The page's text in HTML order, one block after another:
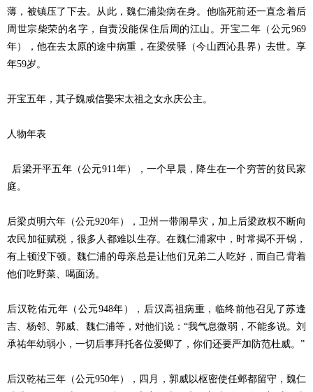
薄，被镇压了下去。从此，魏仁浦染病在身。他临死前还一直念着后
周世宗柴荣的名字，自责没能保住后周的江山。开宝二年（公元969
年），他在去太原的途中病重，在梁侯驿（今山西沁县界）去世。享
年59岁。
开宝五年，其子魏咸信娶宋太祖之女永庆公主。
人物年表
后梁开平五年（公元911年），一个早晨，降生在一个穷苦的贫民家
庭。
后梁贞明六年（公元920年），卫州一带闹旱灾，加上后梁政权不断向
农民加征赋税，很多人都难以生存。在魏仁浦家中，时常揭不开锅，
有上顿没下顿。魏仁浦的母亲总是让他们兄弟二人吃好，而自己背着
他们吃野菜、喝面汤。
后汉乾佑元年（公元948年），后汉高祖病重，临终前他召见了苏逢
吉、杨邻、郭威、魏仁浦等，对他们说：“我气息微弱，不能多说。刘
承祐年幼弱小，一切后事拜托各位爱卿了，你们还要严加防范杜威。”
后汉乾祐三年（公元950年），四月，郭威以枢密使任邺都留守，魏仁